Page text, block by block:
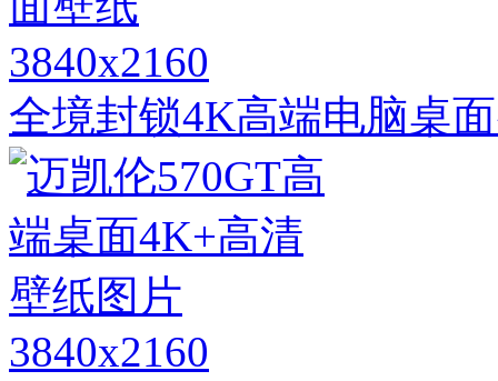
3840x2160
全境封锁4K高端电脑桌
3840x2160